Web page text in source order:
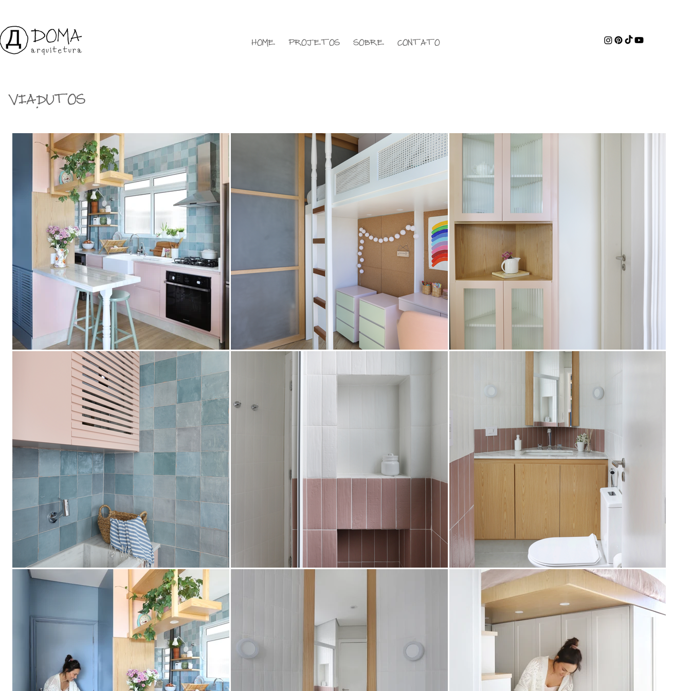
HOME PROJETOS SOBRE CONTATO
VIADUTOS